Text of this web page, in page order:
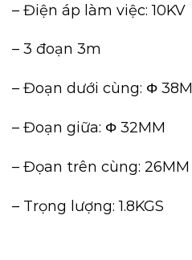
– Điện áp làm việc: 10KV
– 3 đoạn 3m
– Đoạn dưới cùng: Φ 38M
– Đoạn giữa: Φ 32MM
– Đọan trên cùng: 26MM
– Trọng lượng: 1.8KGS